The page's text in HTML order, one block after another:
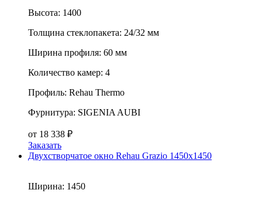
Высота: 1400
Толщина стеклопакета: 24/32 мм
Ширина профиля: 60 мм
Количество камер: 4
Профиль: Rehau Thermo
Фурнитура: SIGENIA AUBI
от 18 338 ₽
Заказать
Двухстворчатое окно Rehau Grazio 1450x1450
Ширина: 1450